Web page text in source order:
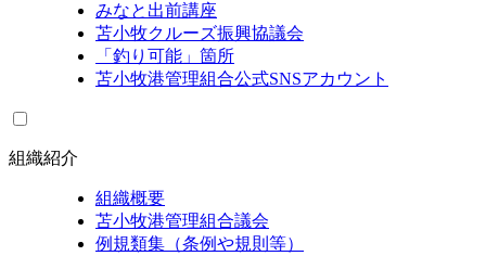
みなと出前講座
苫小牧クルーズ振興協議会
「釣り可能」箇所
苫小牧港管理組合公式SNSアカウント
組織紹介
組織概要
苫小牧港管理組合議会
例規類集（条例や規則等）